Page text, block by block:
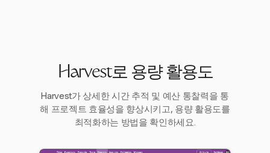
Harvest로 용량 활용도
Harvest가 상세한 시간 추적 및 예산 통찰력을 통
해 프로젝트 효율성을 향상시키고, 용량 활용도를
최적화하는 방법을 확인하세요.